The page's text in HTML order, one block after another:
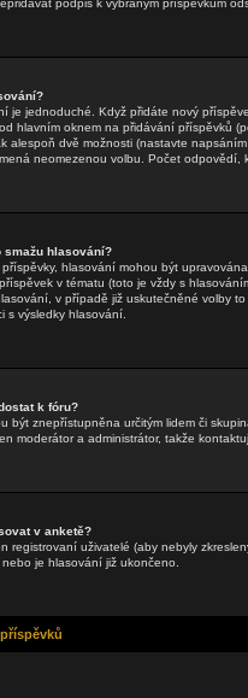
podpis k vybraným příspěvkům
je jednoduché. Když přidáte nový
hlavním oknem na přidávání příspěvků
alespoň dvě možnosti (nastavte
neomezenou volbu. Počet odpovědí,
smažu hlasování?
hlasování mohou být
v tématu (toto je vždy s
v případě již uskutečněné volby
s výsledky hlasování.
k fóru?
být znepřístupněna určitým lidem či
moderátor a administrátor, takže
v anketě?
registrovaní uživatelé (aby nebyly
je hlasování již ukončeno.